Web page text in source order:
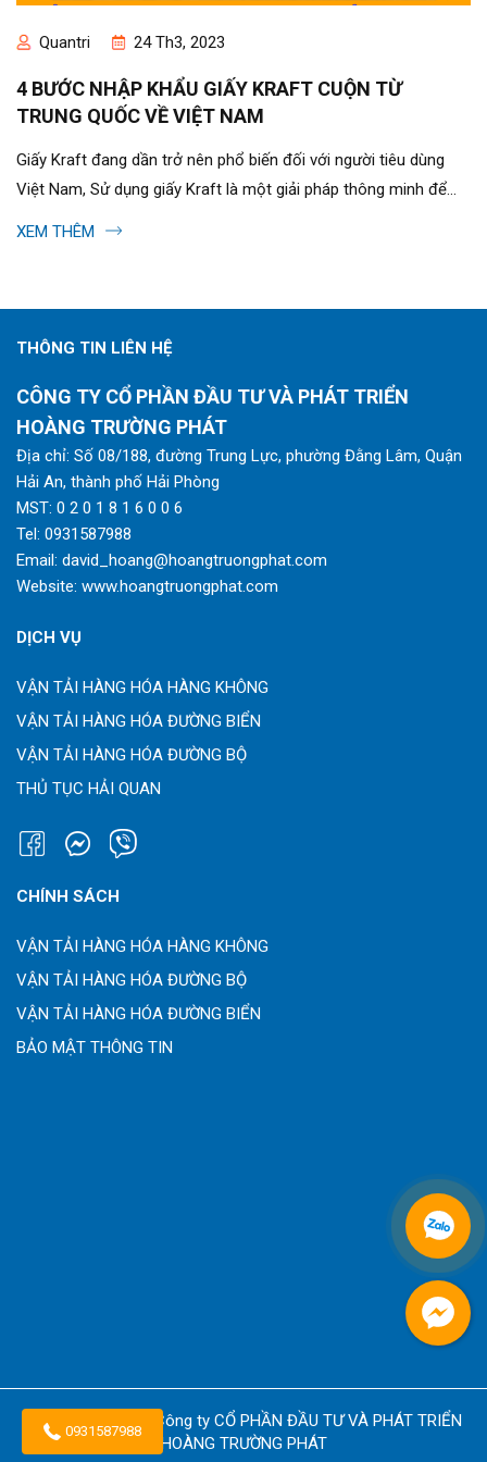
Quantri 24 Th3, 2023
4 BƯỚC NHẬP KHẨU GIẤY KRAFT CUỘN TỪ
TRUNG QUỐC VỀ VIỆT NAM
Giấy Kraft đang dần trở nên phổ biến đối với người tiêu dùng
Việt Nam, Sử dụng giấy Kraft là một giải pháp thông minh để
bảo vệ môi trường...
XEM THÊM
0931587988
THÔNG TIN LIÊN HỆ
CÔNG TY CỔ PHẦN ĐẦU TƯ VÀ PHÁT TRIỂN
HOÀNG TRƯỜNG PHÁT
Địa chỉ: Số 08/188, đường Trung Lực, phường Đằng Lâm, Quận
Hải An, thành phố Hải Phòng
MST: 0 2 0 1 8 1 6 0 0 6
Tel: 0931587988
Email: david_hoang@hoangtruongphat.com
Website: www.hoangtruongphat.com
DỊCH VỤ
VẬN TẢI HÀNG HÓA HÀNG KHÔNG
VẬN TẢI HÀNG HÓA ĐƯỜNG BIỂN
VẬN TẢI HÀNG HÓA ĐƯỜNG BỘ
THỦ TỤC HẢI QUAN
CHÍNH SÁCH
VẬN TẢI HÀNG HÓA HÀNG KHÔNG
VẬN TẢI HÀNG HÓA ĐƯỜNG BỘ
VẬN TẢI HÀNG HÓA ĐƯỜNG BIỂN
BẢO MẬT THÔNG TIN
Copyright © 2026
Công ty CỔ PHẦN ĐẦU TƯ VÀ PHÁT TRIỂN
HOÀNG TRƯỜNG PHÁT